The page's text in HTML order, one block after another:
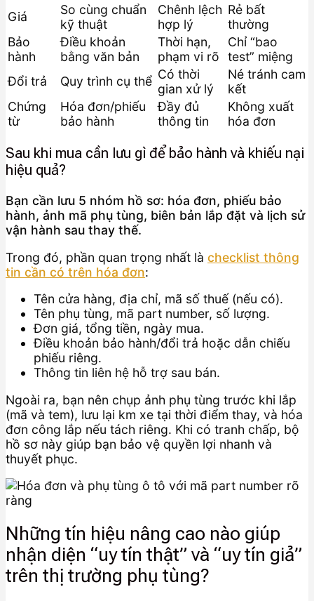
Giá
So cùng chuẩn
kỹ thuật
Chênh lệch
hợp lý
Rẻ bất
thường
Bảo
hành
Điều khoản
bằng văn bản
Thời hạn,
phạm vi rõ
Chỉ “bao
test” miệng
Đổi trả
Quy trình cụ thể Có thời
gian xử lý
Né tránh cam
kết
Chứng
từ
Hóa đơn/phiếu
bảo hành
Đầy đủ
thông tin
Không xuất
hóa đơn
Sau khi mua cần lưu gì để bảo hành và khiếu nại
hiệu quả?
Bạn cần lưu 5 nhóm hồ sơ: hóa đơn, phiếu bảo
hành, ảnh mã phụ tùng, biên bản lắp đặt và lịch sử
vận hành sau thay thế.
Trong đó, phần quan trọng nhất là checklist thông
tin cần có trên hóa đơn:
Tên cửa hàng, địa chỉ, mã số thuế (nếu có).
Tên phụ tùng, mã part number, số lượng.
Đơn giá, tổng tiền, ngày mua.
Điều khoản bảo hành/đổi trả hoặc dẫn chiếu
phiếu riêng.
Thông tin liên hệ hỗ trợ sau bán.
Ngoài ra, bạn nên chụp ảnh phụ tùng trước khi lắp
(mã và tem), lưu lại km xe tại thời điểm thay, và hóa
đơn công lắp nếu tách riêng. Khi có tranh chấp, bộ
hồ sơ này giúp bạn bảo vệ quyền lợi nhanh và
thuyết phục.
Những tín hiệu nâng cao nào giúp
nhận diện “uy tín thật” và “uy tín giả”
trên thị trường phụ tùng?